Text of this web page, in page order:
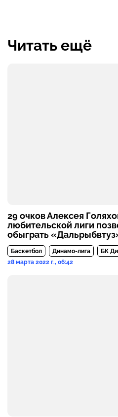
Читать ещё
29 очков Алексея
любительской лиги
обыграть
Баскетбол Динамо-лига
БК
28 марта 2022 г., 06:42